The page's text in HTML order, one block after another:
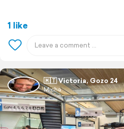
1 like
🇲🇹 Victoria, Gozo 24
Micha.